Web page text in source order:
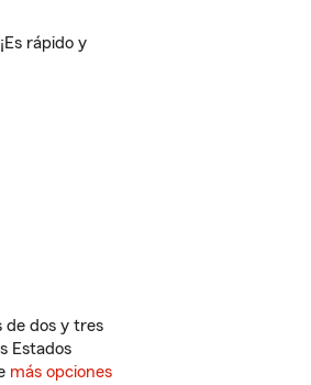
rápido y
de dos y tres
Estados
más opciones